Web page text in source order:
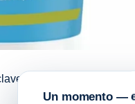
‘Crema para piernas
Un momento —